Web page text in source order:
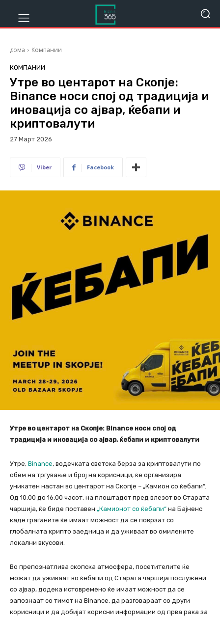
дома Компании
КОМПАНИИ
Утре во центарот на Скопје:
Binance носи спој од традиција и
иновација со ајвар, ќебапи и
криптовалути
27 Март 2026
Viber Facebook
Утре во центарот на Скопје: Binance носи спој од
традиција и иновација со ајвар, ќебапи и криптовалути
Утре, Binance, водечката светска берза за криптовалути по
обем на тргување и број на корисници, ќе организира
уникатен настан во центарот на Скопје – „Камион со ќебапи“.
Од 10:00 до 16:00 часот, на плоштадот пред влезот во Старата
чаршија, ќе биде поставен „Камионот со ќебапи“ на Бајненс
каде граѓаните ќе имаат можност да се поврзат со
глобалната крипто заедница и да уживаат во омилените
локални вкусови.
Во препознатлива скопска атмосфера, посетителите ќе
можат да уживаат во ќебапи од Старата чаршија послужени
со ајвар, додека истовремено ќе имаат можност да се
запознаат со тимот на Binance, да разговараат со други
корисници и да добијат корисни информации од прва рака за